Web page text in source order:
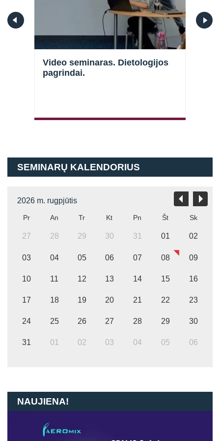
Video seminaras. Dietologijos
pagrindai.
SEMINARŲ KALENDORIUS
2026 m. rugpjūtis
Pr An Tr Kt Pn Št Sk
27 28 29 30 31 01 02
03 04 05 06 07 08 09
10 11 12 13 14 15 16
17 18 19 20 21 22 23
24 25 26 27 28 29 30
31 01 02 03 04 05 06
NAUJIENA!
Prisijungti